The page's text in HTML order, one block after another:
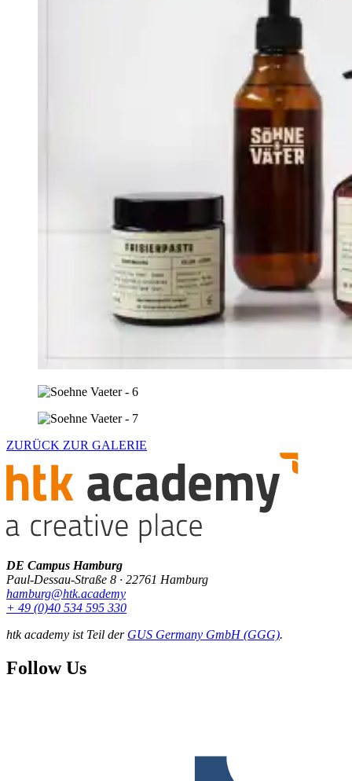
ZURÜCK ZUR GALERIE
DE Campus Hamburg
Paul-Dessau-Straße 8 · 22761 Hamburg
hamburg@htk.academy
+ 49 (0)40 534 595 330
htk academy ist Teil der GUS Germany GmbH (GGG).
Follow Us